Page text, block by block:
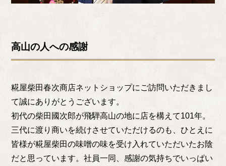
高山の人への感謝
糀屋柴田春次商店ネットショップにご訪問いただきまし
て誠にありがとうございます。
初代の柴田國次郎が飛騨高山の地に店を構えて101年。
三代に渡り商いを続けさせていただけるのも、ひとえに
皆様が糀屋柴田の味噌の味を受け入れていただいたお陰
だと思っています。社員一同、感謝の気持ちでいっぱい